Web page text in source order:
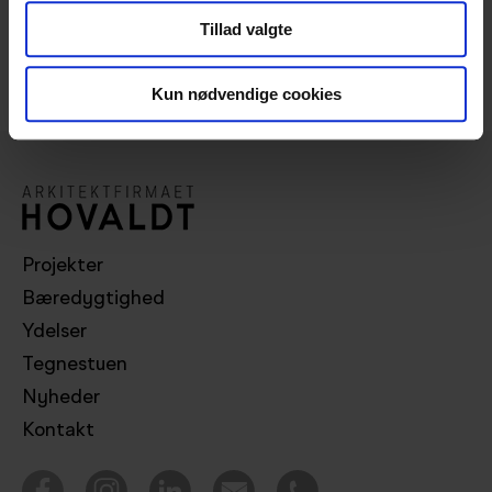
Tillad valgte
Kun nødvendige cookies
Del:
Projekter
Bæredygtighed
Ydelser
Tegnestuen
Nyheder
Kontakt